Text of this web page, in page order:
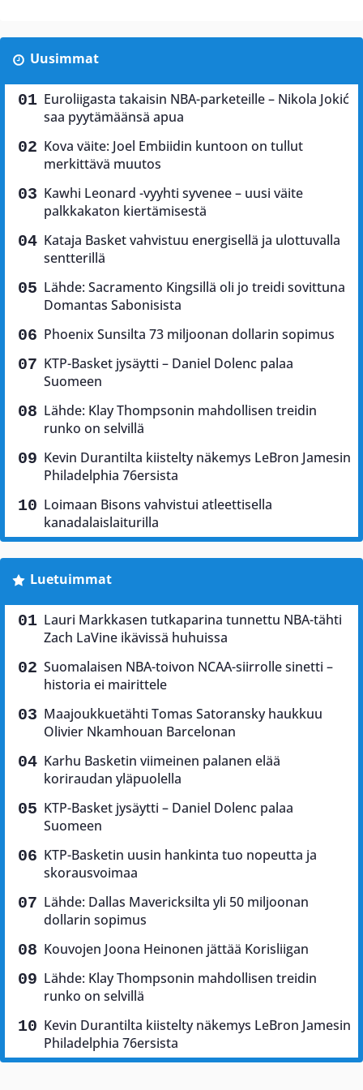
Uusimmat
Euroliigasta takaisin NBA-parketeille – Nikola Jokić
saa pyytämäänsä apua
Kova väite: Joel Embiidin kuntoon on tullut
merkittävä muutos
Kawhi Leonard -vyyhti syvenee – uusi väite
palkkakaton kiertämisestä
Kataja Basket vahvistuu energisellä ja ulottuvalla
sentterillä
Lähde: Sacramento Kingsillä oli jo treidi sovittuna
Domantas Sabonisista
Phoenix Sunsilta 73 miljoonan dollarin sopimus
KTP-Basket jysäytti – Daniel Dolenc palaa
Suomeen
Lähde: Klay Thompsonin mahdollisen treidin
runko on selvillä
Kevin Durantilta kiistelty näkemys LeBron Jamesin
Philadelphia 76ersista
Loimaan Bisons vahvistui atleettisella
kanadalaislaiturilla
Luetuimmat
Lauri Markkasen tutkaparina tunnettu NBA-tähti
Zach LaVine ikävissä huhuissa
Suomalaisen NBA-toivon NCAA-siirrolle sinetti –
historia ei mairittele
Maajoukkuetähti Tomas Satoransky haukkuu
Olivier Nkamhouan Barcelonan
Karhu Basketin viimeinen palanen elää
koriraudan yläpuolella
KTP-Basket jysäytti – Daniel Dolenc palaa
Suomeen
KTP-Basketin uusin hankinta tuo nopeutta ja
skorausvoimaa
Lähde: Dallas Mavericksilta yli 50 miljoonan
dollarin sopimus
Kouvojen Joona Heinonen jättää Korisliigan
Lähde: Klay Thompsonin mahdollisen treidin
runko on selvillä
Kevin Durantilta kiistelty näkemys LeBron Jamesin
Philadelphia 76ersista